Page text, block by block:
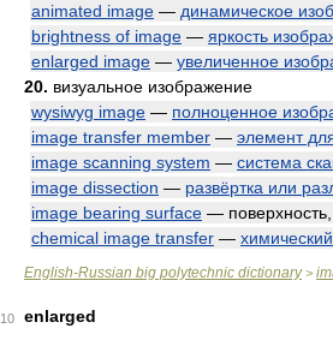
animated image — динамическое
brightness of image — яркость
enlarged image — увеличенное
20. визуальное изображение
wysiwyg image — полноценное
image transfer member — элемент
image scanning system — система
image dissection — развёртка или
image bearing surface —
chemical image transfer —
English-Russian big polytechnic dictionary>
10
enlarged